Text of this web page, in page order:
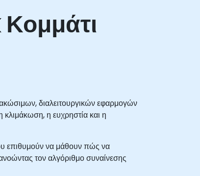
διαλειτουργικών εφαρμογών
η ευχρηστία και η
επιθυμούν να μάθουν πώς να
τον αλγόριθμο συναίνεσης